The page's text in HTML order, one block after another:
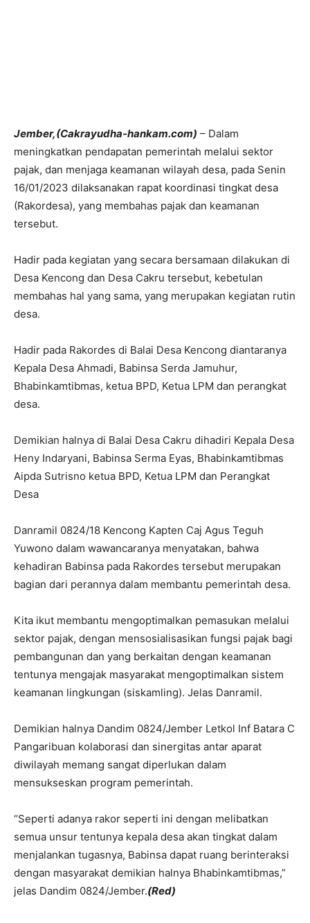
Jember,(Cakrayudha-hankam.com) – Dalam
meningkatkan pendapatan pemerintah melalui sektor
pajak, dan menjaga keamanan wilayah desa, pada Senin
16/01/2023 dilaksanakan rapat koordinasi tingkat desa
(Rakordesa), yang membahas pajak dan keamanan
tersebut.
Hadir pada kegiatan yang secara bersamaan dilakukan di
Desa Kencong dan Desa Cakru tersebut, kebetulan
membahas hal yang sama, yang merupakan kegiatan rutin
desa.
Hadir pada Rakordes di Balai Desa Kencong diantaranya
Kepala Desa Ahmadi, Babinsa Serda Jamuhur,
Bhabinkamtibmas, ketua BPD, Ketua LPM dan perangkat
desa.
Demikian halnya di Balai Desa Cakru dihadiri Kepala Desa
Heny Indaryani, Babinsa Serma Eyas, Bhabinkamtibmas
Aipda Sutrisno ketua BPD, Ketua LPM dan Perangkat
Desa
Danramil 0824/18 Kencong Kapten Caj Agus Teguh
Yuwono dalam wawancaranya menyatakan, bahwa
kehadiran Babinsa pada Rakordes tersebut merupakan
bagian dari perannya dalam membantu pemerintah desa.
Kita ikut membantu mengoptimalkan pemasukan melalui
sektor pajak, dengan mensosialisasikan fungsi pajak bagi
pembangunan dan yang berkaitan dengan keamanan
tentunya mengajak masyarakat mengoptimalkan sistem
keamanan lingkungan (siskamling). Jelas Danramil.
Demikian halnya Dandim 0824/Jember Letkol Inf Batara C
Pangaribuan kolaborasi dan sinergitas antar aparat
diwilayah memang sangat diperlukan dalam
mensukseskan program pemerintah.
“Seperti adanya rakor seperti ini dengan melibatkan
semua unsur tentunya kepala desa akan tingkat dalam
menjalankan tugasnya, Babinsa dapat ruang berinteraksi
dengan masyarakat demikian halnya Bhabinkamtibmas,”
jelas Dandim 0824/Jember.(Red)